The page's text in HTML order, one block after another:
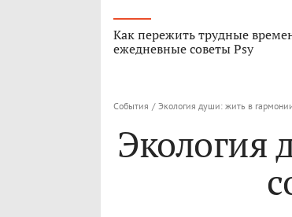
Как пережить трудные
ежедневные советы Psy
События / Экология души: жить в
Экология